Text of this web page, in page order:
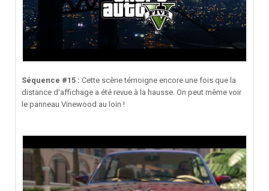
Séquence #15 : Cette scène témoigne encore une fois que la
distance d'affichage a été revue à la hausse. On peut même voir
le panneau Vinewood au loin !